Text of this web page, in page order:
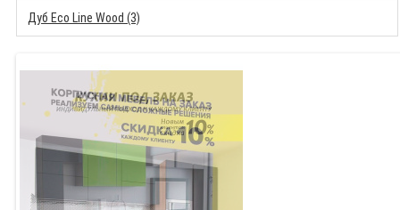
Дуб Eco Line Wood (3)